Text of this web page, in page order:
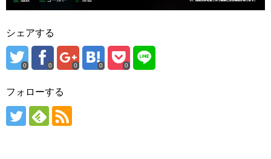
シェアする
0 0 0 0 0
フォローする